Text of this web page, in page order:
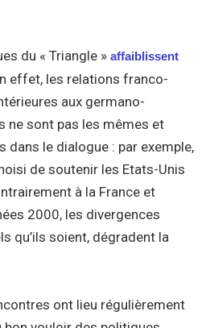
du « Triangle » affaiblissent
effet, les relations franco-
aux germano-
ne sont pas les mêmes et
dans le dialogue : par exemple,
de soutenir les Etats-Unis
à la France et
2000, les divergences
qu’ils soient, dégradent la
ont lieu régulièrement